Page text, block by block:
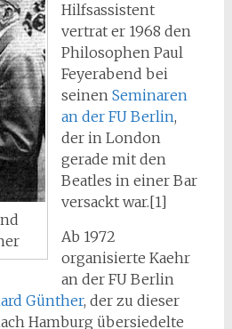
Hilfsassistent
vertrat er 1968 den
Philosophen Paul
Feyerabend bei
seinen Seminaren
an der FU Berlin,
der in London
gerade mit den
Beatles in einer Bar
versackt war.[1]
Ab 1972
organisierte Kaehr
an der FU Berlin
Günther, der zu dieser
Hamburg übersiedelte